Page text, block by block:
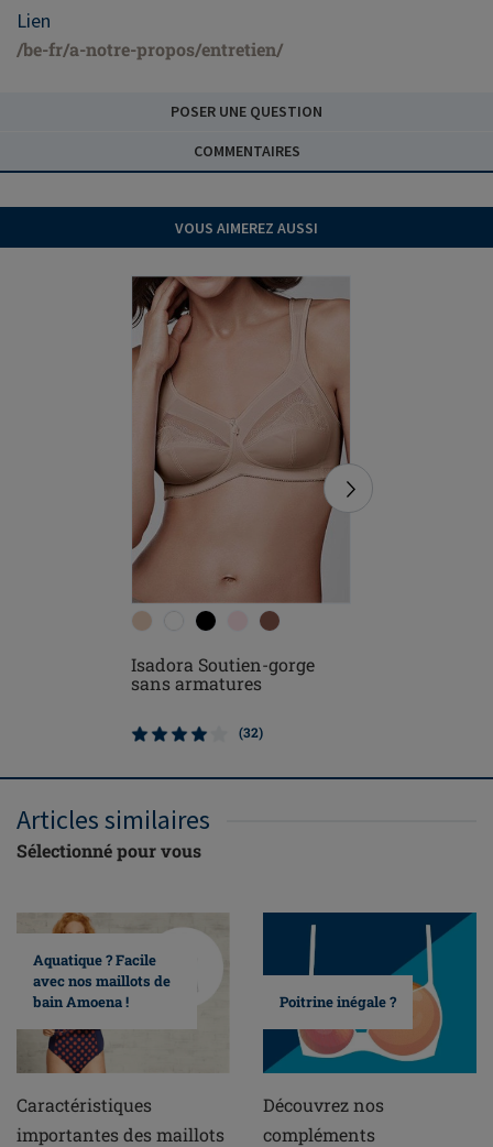
Lien
/be-fr/a-notre-propos/entretien/
POSER UNE QUESTION
COMMENTAIRES
VOUS AIMEREZ AUSSI
Isadora Soutien-gorge
sans armatures
(32)
Articles similaires
Sélectionné pour vous
Aquatique ? Facile
avec nos maillots de
bain Amoena !
Caractéristiques
importantes des maillots
Poitrine inégale ?
Découvrez nos
compléments